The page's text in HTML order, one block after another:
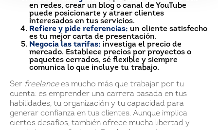
en redes, crear un blog o canal de YouTube
puede posicionarte y atraer clientes
interesados en tus servicios.
Refiere y pide referencias: un cliente satisfecho
es tu mejor carta de presentación.
Negocia las tarifas: investiga el precio de
mercado. Establece precios por proyectos o
paquetes cerrados, sé flexible y siempre
comunica lo que incluye tu trabajo.
Ser freelancees mucho más que trabajar por tu
cuenta: es emprender una carrera basada en tus
habilidades, tu organización y tu capacidad para
generar confianza en tus clientes. Aunque implica
ciertos desafíos, también ofrece mucha libertad y